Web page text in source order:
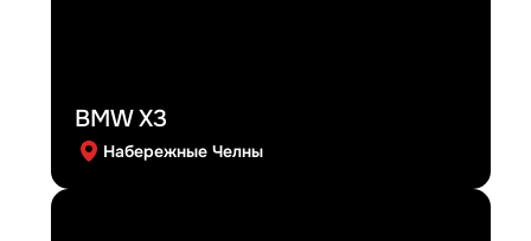
BMW X3
Набережные Челны